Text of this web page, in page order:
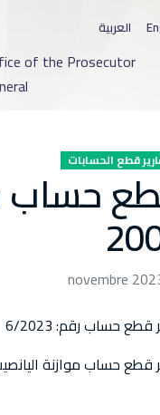
العربية
of the Prosecutor
قطع الحسابات
حساب
قطع حساب رقم: 6/2023
قطع حساب موازنة اليانصيب